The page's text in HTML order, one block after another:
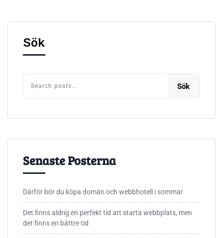
Sök
Sök
Senaste Posterna
Därför bör du köpa domän och webbhotell i sommar
Det finns aldrig en perfekt tid att starta webbplats, men
det finns en bättre tid